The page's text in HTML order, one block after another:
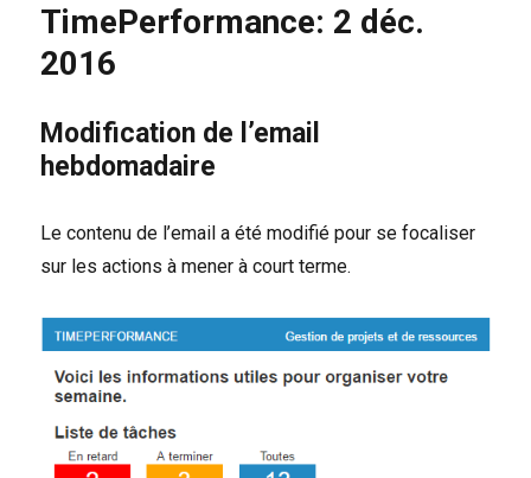
TimePerformance: 2 déc.
2016
Modification de l’email
hebdomadaire
Le contenu de l’email a été modifié pour se focaliser
sur les actions à mener à court terme.